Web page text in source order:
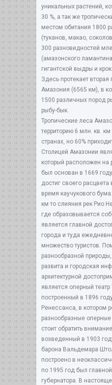
уникальных растений,
30 %, а так же
местом обитания 1800
(туканов, макао,
300 разновидностей
(амазонского
гигантской выдры и
Здесь протекает вторая
Амазония (6565 км), в
1500 различных пород
рыбу-бык.
Тропические леса
территорию 6 млн. кв.
странах, но 60%
Столицей Амазонии
который расположен на
был основан в 1669
достиг своего
время каучукового
км то слияния рек Рио
где образовывается
является главной
города и туда
множество туристов.
разнообразной
развита и городская
архитектурной
является оперный
построенный в 1896
Ренессанса, в котором
разнообразные
стоит обратить
возведенный в 1903
барона Вальдемара
построено в
по 1995 год был
губернатора. В